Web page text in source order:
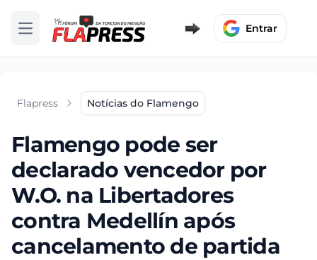
Abrir menu Entrar
Flapress Notícias do Flamengo
Flamengo pode ser
declarado vencedor por
W.O. na Libertadores
contra Medellín após
cancelamento de partida